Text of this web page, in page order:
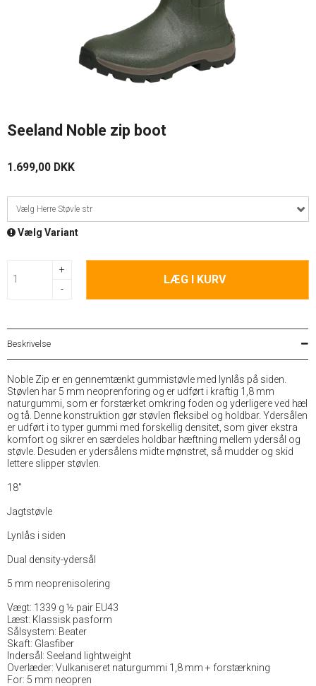
Seeland Noble zip boot
1.699,00 DKK
Vælg Herre Støvle str
Vælg Variant
-
+
LÆG I KURV
Beskrivelse
Noble Zip er en gennemtænkt gummistøvle med lynlås på siden.
Støvlen har 5 mm neoprenforing og er udført i kraftig 1,8 mm
naturgummi, som er forstærket omkring foden og yderligere ved hæl
og tå. Denne konstruktion gør støvlen fleksibel og holdbar. Ydersålen
er udført i to typer gummi med forskellig densitet, som giver ekstra
komfort og sikrer en særdeles holdbar hæftning mellem ydersål og
støvle. Desuden er ydersålens midte mønstret, så mudder og skid
lettere slipper støvlen.
18"
Jagtstøvle
Lynlås i siden
Dual density-ydersål
5 mm neoprenisolering
Vægt: 1339 g ½ pair EU43
Læst: Klassisk pasform
Sålsystem: Beater
Skaft: Glasfiber
Indersål: Seeland lightweight
Overlæder: Vulkaniseret naturgummi 1,8 mm + forstærkning
For: 5 mm neopren